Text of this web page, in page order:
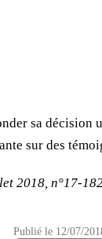
sa décision
sur des
2018, n°17-
Publié le 12/07/